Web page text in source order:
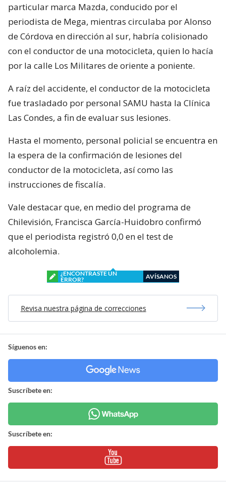
particular marca Mazda, conducido por el
periodista de Mega, mientras circulaba por Alonso
de Córdova en dirección al sur, habría colisionado
con el conductor de una motocicleta, quien lo hacía
por la calle Los Militares de oriente a poniente.
A raíz del accidente, el conductor de la motocicleta
fue trasladado por personal SAMU hasta la Clínica
Las Condes, a fin de evaluar sus lesiones.
Hasta el momento, personal policial se encuentra en
la espera de la confirmación de lesiones del
conductor de la motocicleta, así como las
instrucciones de fiscalía.
Vale destacar que, en medio del programa de
Chilevisión, Francisca García-Huidobro confirmó
que el periodista registró 0,0 en el test de
alcoholemia.
¿ENCONTRASTE UN
ERROR?
AVÍSANOS
Revisa nuestra página de correcciones
Síguenos en:
Suscríbete en:
Suscríbete en: